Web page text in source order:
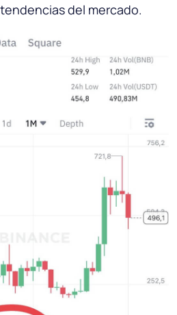
del mercado.